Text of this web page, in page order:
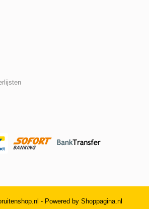
- Powered by Shoppagina.nl